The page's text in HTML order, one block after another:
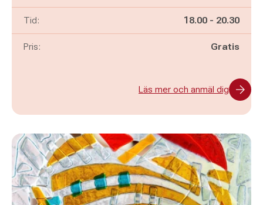
Tid: Pågår mellan
18.00 - och
20.30
Pris: Gratis
Läs mer och anmäl dig